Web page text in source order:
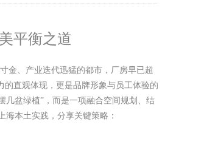
平衡之道
金、产业迭代迅猛的都市，厂房早已超
的直观体现，更是品牌形象与员工体验的
几盆绿植”，而是一项融合空间规划、结
本土实践，分享关键策略：